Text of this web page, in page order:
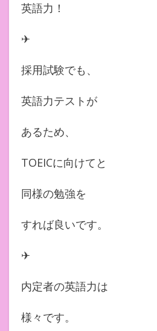
英語力！
✈︎
採用試験でも、
英語力テストが
あるため、
TOEICに向けてと
同様の勉強を
すれば良いです。
✈︎
内定者の英語力は
様々です。